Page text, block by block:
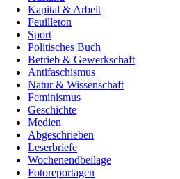
Kapital & Arbeit
Feuilleton
Sport
Politisches Buch
Betrieb & Gewerkschaft
Antifaschismus
Natur & Wissenschaft
Feminismus
Geschichte
Medien
Abgeschrieben
Leserbriefe
Wochenendbeilage
Fotoreportagen